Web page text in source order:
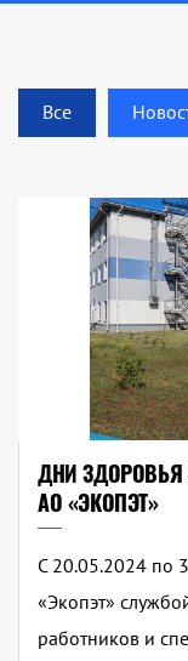
Все
ДНИ ЗДОРОВЬЯ
АО «ЭКОПЭТ»
С 20.05.2024 по
«Экопэт»
работников и